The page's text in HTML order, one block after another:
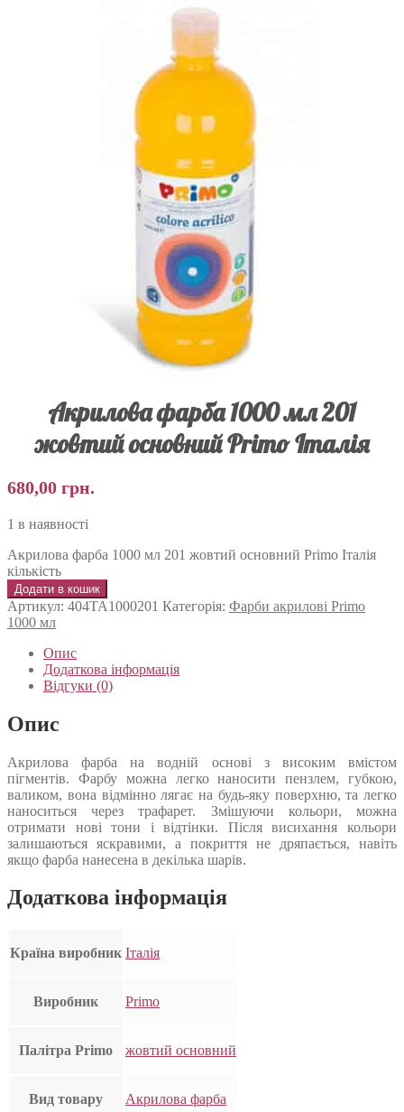
Акрилова фарба 1000 мл 201
жовтий основний Primo Італія
680,00 грн.
1 в наявності
Акрилова фарба 1000 мл 201 жовтий основний Primo Італія
кількість
Додати в кошик
Артикул: 404TA1000201 Категорія: Фарби акрилові Primo
1000 мл
Опис
Додаткова інформація
Відгуки (0)
Опис
Акрилова фарба на водній основі з високим вмістом
пігментів. Фарбу можна легко наносити пензлем, губкою,
валиком, вона відмінно лягає на будь-яку поверхню, та легко
наноситься через трафарет. Змішуючи кольори, можна
отримати нові тони і відтінки. Після висихання кольори
залишаються яскравими, а покриття не дряпається, навіть
якщо фарба нанесена в декілька шарів.
Додаткова інформація
Країна виробник Італія
Виробник Primo
Палітра Primo жовтий основний
Вид товару Акрилова фарба